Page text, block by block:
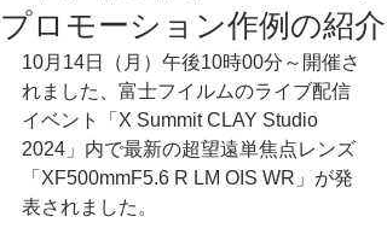
プロモーション作例の紹介
10月14日（月）午後10時00分～開催さ
れました、富士フイルムのライブ配信
イベント「X Summit CLAY Studio
2024」内で最新の超望遠単焦点レンズ
「XF500mmF5.6 R LM OIS WR」が発
表されました。